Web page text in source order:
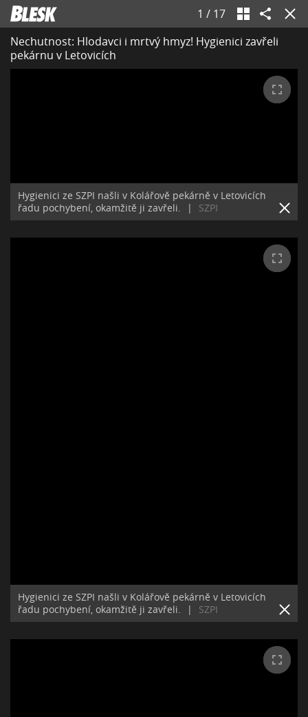
1 / 17
Nechutnost: Hlodavci i mrtvý hmyz! Hygienici zavřeli
pekárnu v Letovicích
Hygienici ze SZPI našli v Kolářově pekárně v Letovicích
řadu pochybení, okamžitě ji zavřeli.
| SZPI
Hygienici ze SZPI našli v Kolářově pekárně v Letovicích
řadu pochybení, okamžitě ji zavřeli.
| SZPI